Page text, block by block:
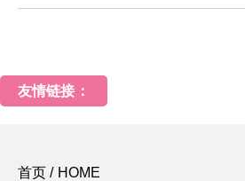
友情链接：
首页 / HOME